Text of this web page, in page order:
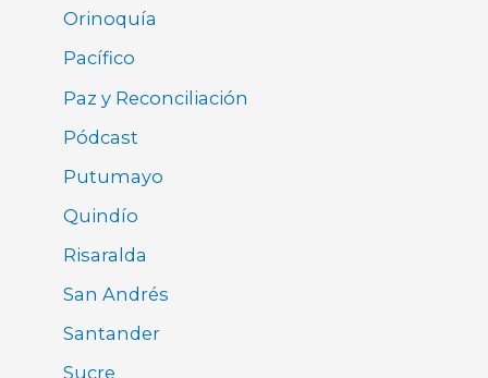
Orinoquía
Pacífico
Paz y Reconciliación
Pódcast
Putumayo
Quindío
Risaralda
San Andrés
Santander
Sucre